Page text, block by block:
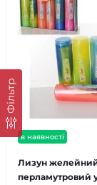
Фільтр
в наявності
Лизун
перламутровий